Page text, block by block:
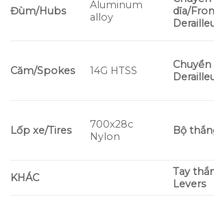
Đùm/Hubs
Aluminum
alloy
dĩa/
Căm/Spokes 14G HTSS
Lốp xe/Tires
700x28c
Nylon
Bộ
KHÁC
Tay
Levers